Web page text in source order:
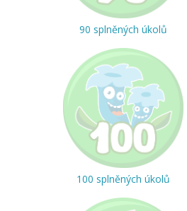
90 splněných úkolů
100 splněných úkolů